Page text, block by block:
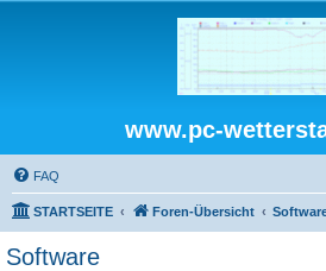
www.pc-
FAQ
STARTSEITE Foren-Übersicht
Software